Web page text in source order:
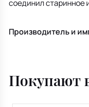
соединил старинное
Производитель и
Покупают